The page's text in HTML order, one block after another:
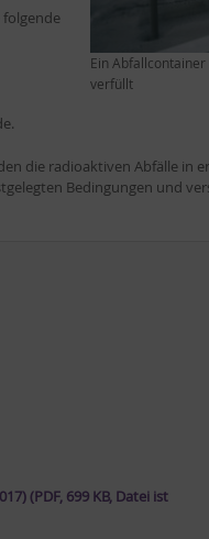
Ein
verfüllt
die radioaktiven Abfälle in
Bedingungen und
(PDF, 699 KB, Datei ist